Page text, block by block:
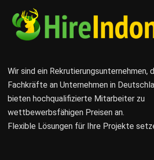
Wir sind ein Rekrutierungsunternehmen,
Fachkräfte an Unternehmen in
bieten hochqualifizierte Mitarbeiter zu
wettbewerbsfähigen Preisen an.
Flexible Lösungen für Ihre Projekte